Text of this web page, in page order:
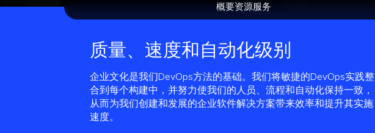
概要 资源 服务
质量、速度和自动化级别
企业文化是我们DevOps方法的基础。我们将敏捷的DevOps实践整
合到每个构建中，并努力使我们的人员、流程和自动化保持一致，
从而为我们创建和发展的企业软件解决方案带来效率和提升其实施
速度。